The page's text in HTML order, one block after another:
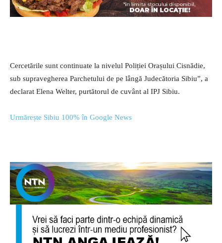
Cercetările sunt continuate la nivelul Poliției Orașului Cisnădie,
sub supravegherea Parchetului de pe lângă Judecătoria Sibiu”, a
declarat Elena Welter, purtătorul de cuvânt al IPJ Sibiu.
Urmărește Sibiu 100% în Google News